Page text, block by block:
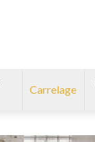
Carrelage